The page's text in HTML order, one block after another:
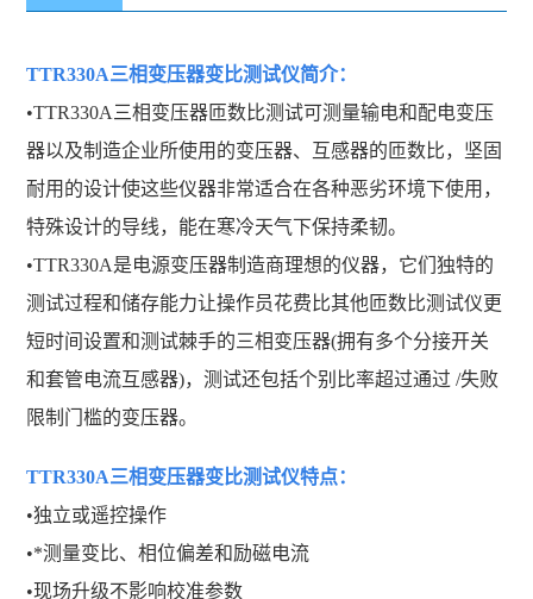
TTR330A三相变压器变比测试仪简介：
•TTR330A三相变压器匝数比测试可测量输电和配电变压
器以及制造企业所使用的变压器、互感器的匝数比，坚固
耐用的设计使这些仪器非常适合在各种恶劣环境下使用，
特殊设计的导线，能在寒冷天气下保持柔韧。
•TTR330A是电源变压器制造商理想的仪器，它们独特的
测试过程和储存能力让操作员花费比其他匝数比测试仪更
短时间设置和测试棘手的三相变压器(拥有多个分接开关
和套管电流互感器)，测试还包括个别比率超过通过 /失败
限制门槛的变压器。
TTR330A三相变压器变比测试仪特点：
•独立或遥控操作
•*测量变比、相位偏差和励磁电流
•现场升级不影响校准参数